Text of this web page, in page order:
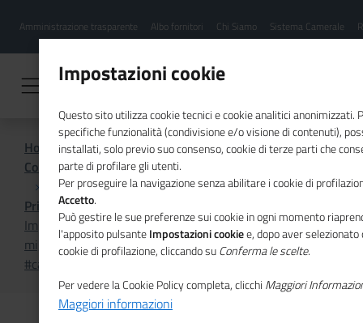
contenuto
Menu
hamburgher
Amministrazione trasparente Albo fornitori Chi Siamo Sistema Camerale
Home
Comunicazione istituzionale per il sistema camerale
Primo Piano
Imprenditoria femminile, export, ambiente e imprese
migranti sono i temi del nuovo numero di
#cameredicommercioflash
Impostazioni cookie
Questo sito utilizza cookie tecnici e cookie analitici anonimizzati.
specifiche funzionalità (condivisione e/o visione di contenuti),
installati, solo previo suo consenso, cookie di terze parti che
parte di profilare gli utenti.
Per proseguire la navigazione senza abilitare i cookie di
Accetto.
Può gestire le sue preferenze sui cookie in ogni momento
l'apposito pulsanteImpostazioni cookiee, dopo aver
cookie di profilazione, cliccando suConferma le scelte.
Per vedere la Cookie Policy completa, clicchi Maggiori
Maggiori informazioni